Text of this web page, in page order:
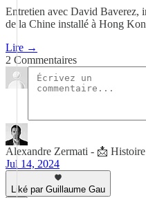
Entretien avec David Baverez,
de la Chine installé à Hong
Lire →
2 Commentaires
Alexandre Zermati - 📩 Histoire
Jul 14, 2024
Liké par Guillaume Gau